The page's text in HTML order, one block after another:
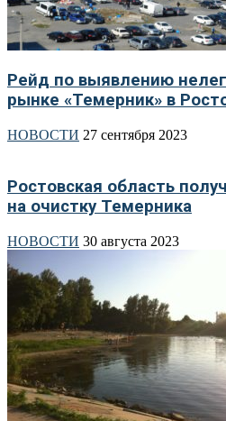
Рейд по выявлению
рынке «Темерник» в
НОВОСТИ 27 сентября 2023
Ростовская область
на очистку Темерника
НОВОСТИ 30 августа 2023